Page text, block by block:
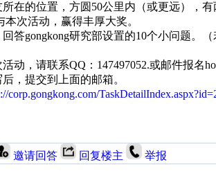
在的位置，方圆50公里内（或更远），
次活动，赢得丰厚大奖。
答gongkong研究部设置的10个小问题。
动，请联系QQ：147497052.或邮件报名
，提交到上面的邮箱。
corp.gongkong.com/
邀请回答 回复楼主 举报